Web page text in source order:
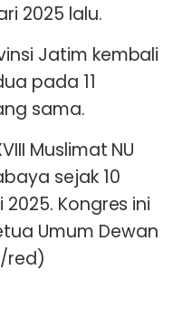
2025 lalu.
Jatim kembali
pada 11
sama.
Muslimat NU
sejak 10
Kongres ini
Umum Dewan
red)